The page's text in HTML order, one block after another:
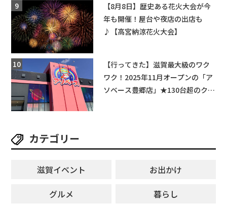
【8月8日】歴史ある花火大会が今
年も開催！屋台や夜店の出店も
♪【高宮納涼花火大会】
【行ってきた】滋賀最大級のワク
ワク！2025年11月オープンの「ア
ソベース豊郷店」★130台超のクレ
カテゴリー
滋賀イベント
お出かけ
グルメ
暮らし